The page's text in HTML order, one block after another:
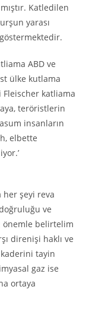
Katledilen
yarası
ABD ve
ülke kutlama
Fleischer katliama
teröristlerin
insanların
elbette
her şeyi reva
ve
önemle belirtelim
direnişi haklı ve
tayin
gaz ise
ortaya